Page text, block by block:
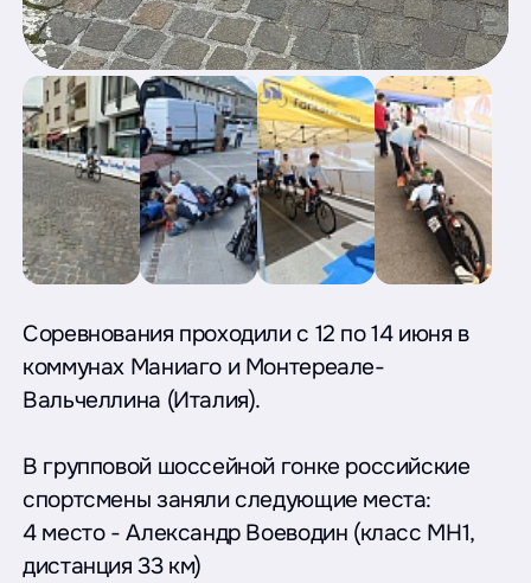
Соревнования проходили с 12 по 14 июня в
коммунах Маниаго и Монтереале-
Вальчеллина (Италия).
В групповой шоссейной гонке российские
спортсмены заняли следующие места:
4 место - Александр Воеводин (класс MH1,
дистанция 33 км)